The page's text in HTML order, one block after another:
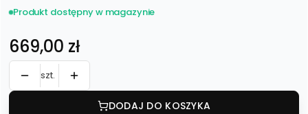
Produkt dostępny w magazynie
Cena
669,00 zł
szt.
DODAJ DO KOSZYKA